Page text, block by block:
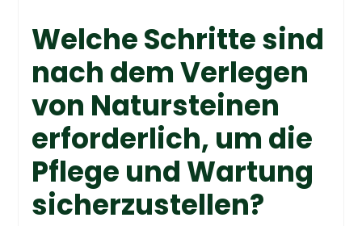
Welche Schritte sind
nach dem Verlegen
von Natursteinen
erforderlich, um die
Pflege und Wartung
sicherzustellen?